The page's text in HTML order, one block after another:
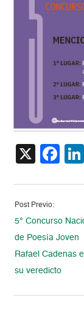
X
Post Previo:
5° Concurso
de Poesía Joven
Rafael Cadenas
su veredicto